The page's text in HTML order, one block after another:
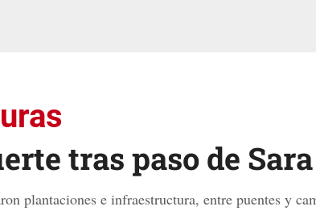
tras paso de
plantaciones e infraestructura, entre puentes y